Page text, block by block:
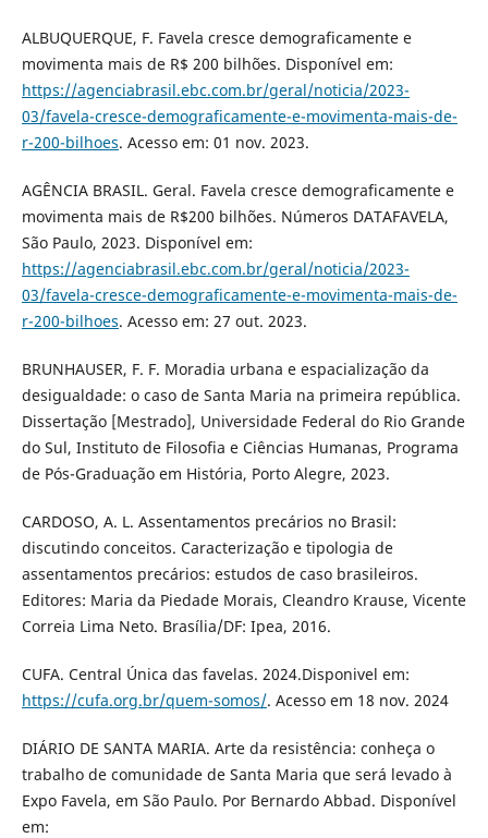
ALBUQUERQUE, F. Favela cresce demograficamente e
movimenta mais de R$ 200 bilhões. Disponível em:
https://agenciabrasil.ebc.com.br/geral/noticia/2023-
03/favela-cresce-demograficamente-e-movimenta-mais-de-
r-200-bilhoes. Acesso em: 01 nov. 2023.
AGÊNCIA BRASIL. Geral. Favela cresce demograficamente e
movimenta mais de R$200 bilhões. Números DATAFAVELA,
São Paulo, 2023. Disponível em:
https://agenciabrasil.ebc.com.br/geral/noticia/2023-
03/favela-cresce-demograficamente-e-movimenta-mais-de-
r-200-bilhoes. Acesso em: 27 out. 2023.
BRUNHAUSER, F. F. Moradia urbana e espacialização da
desigualdade: o caso de Santa Maria na primeira república.
Dissertação [Mestrado], Universidade Federal do Rio Grande
do Sul, Instituto de Filosofia e Ciências Humanas, Programa
de Pós-Graduação em História, Porto Alegre, 2023.
CARDOSO, A. L. Assentamentos precários no Brasil:
discutindo conceitos. Caracterização e tipologia de
assentamentos precários: estudos de caso brasileiros.
Editores: Maria da Piedade Morais, Cleandro Krause, Vicente
Correia Lima Neto. Brasília/DF: Ipea, 2016.
CUFA. Central Única das favelas. 2024.Disponivel em:
https://cufa.org.br/quem-somos/. Acesso em 18 nov. 2024
DIÁRIO DE SANTA MARIA. Arte da resistência: conheça o
trabalho de comunidade de Santa Maria que será levado à
Expo Favela, em São Paulo. Por Bernardo Abbad. Disponível
em: